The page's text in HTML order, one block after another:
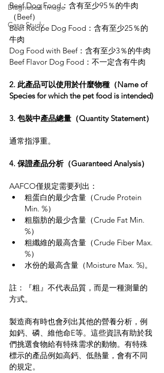
Diagnosed Image
Case Study
Beef Dog Food：含有至少95％的牛肉
（Beef）
Beef Recipe Dog Food：含有至少25％的
牛肉
Dog Food with Beef：含有至少3％的牛肉
Beef Flavor Dog Food：不一定含有牛肉
2. 此產品可以使用於什麼物種（Name of
Species for which the pet food is intended)
3. 包裝中產品總量（Quantity Statement）
通常指淨重。
4. 保證產品分析（Guaranteed Analysis）
AAFCO僅規定需要列出：
粗蛋白的最少含量（Crude Protein
Min. %）
粗脂肪的最少含量（Crude Fat Min.
%）
粗纖維的最高含量（Crude Fiber Max.
%）
水份的最高含量（Moisture Max. %)。
註：『粗』不代表品質，而是一種測量的
方式。
製造商有時也會列出其他的營養分析，例
如鈣、磷、維他命E等。這些資訊有助於我
們挑選食物給有特殊需求的動物。有特殊
標示的產品例如高鈣、低熱量，會有不同
的規定。